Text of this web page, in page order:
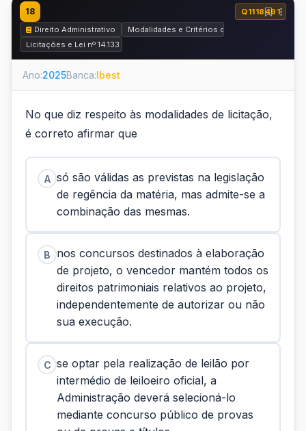
18
Q1118491
Direito Administrativo
Modalidades e Critérios de Julgamento
Licitações e Lei nº 14.133 de 2021
Ano:2025Banca:Ibest
No que diz respeito às modalidades de licitação,
é correto afirmar que
A só são válidas as previstas na legislação
de regência da matéria, mas admite-se a
combinação das mesmas.
B
nos concursos destinados à elaboração
de projeto, o vencedor mantém todos os
direitos patrimoniais relativos ao projeto,
independentemente de autorizar ou não
sua execução.
C se optar pela realização de leilão por
intermédio de leiloeiro oficial, a
Administração deverá selecioná-lo
mediante concurso público de provas